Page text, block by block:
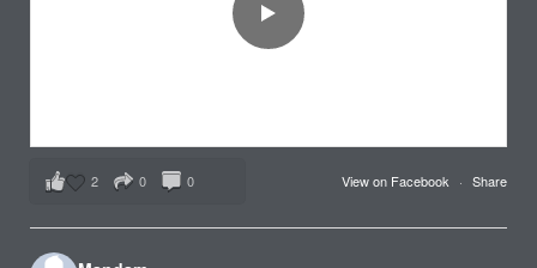
View on Facebook · Share
2 0 0